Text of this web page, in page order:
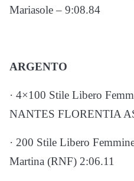
Mariasole – 9:08.84
ARGENTO
· 4×100 Stile Libero
NANTES FLORENTIA
· 200 Stile Libero
Martina (RNF) 2:06.11